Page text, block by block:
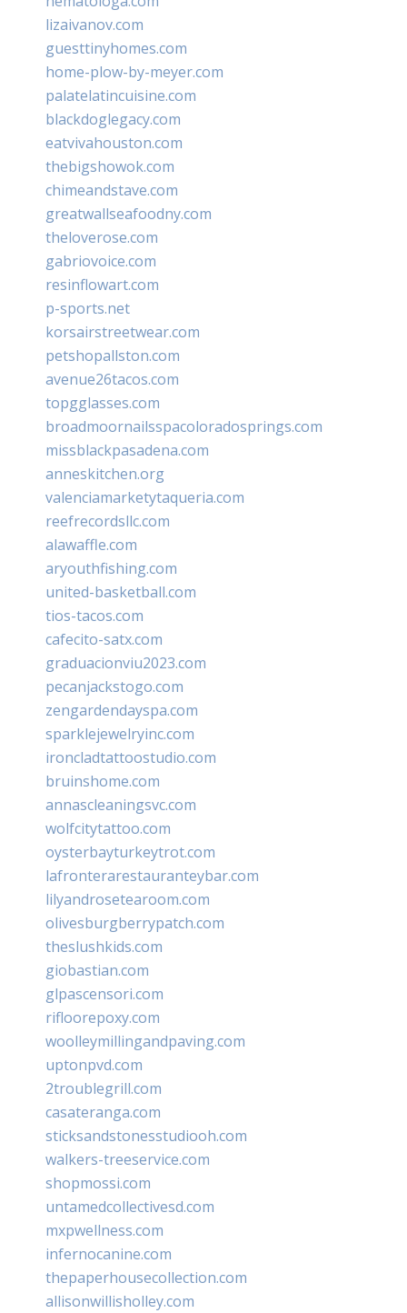
lizaivanov.com
guesttinyhomes.com
home-plow-by-meyer.com
palatelatincuisine.com
blackdoglegacy.com
eatvivahouston.com
thebigshowok.com
chimeandstave.com
greatwallseafoodny.com
theloverose.com
gabriovoice.com
resinflowart.com
p-sports.net
korsairstreetwear.com
petshopallston.com
avenue26tacos.com
topgglasses.com
broadmoornailsspacoloradosprings.com
missblackpasadena.com
anneskitchen.org
valenciamarketytaqueria.com
reefrecordsllc.com
alawaffle.com
aryouthfishing.com
united-basketball.com
tios-tacos.com
cafecito-satx.com
graduacionviu2023.com
pecanjackstogo.com
zengardendayspa.com
sparklejewelryinc.com
ironcladtattoostudio.com
bruinshome.com
annascleaningsvc.com
wolfcitytattoo.com
oysterbayturkeytrot.com
lafronterarestauranteybar.com
lilyandrosetearoom.com
olivesburgberrypatch.com
theslushkids.com
giobastian.com
glpascensori.com
rifloorepoxy.com
woolleymillingandpaving.com
uptonpvd.com
2troublegrill.com
casateranga.com
sticksandstonesstudiooh.com
walkers-treeservice.com
shopmossi.com
untamedcollectivesd.com
mxpwellness.com
infernocanine.com
thepaperhousecollection.com
allisonwillisholley.com